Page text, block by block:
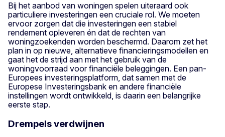
Bij het aanbod van woningen spelen uiteraard ook
particuliere investeringen een cruciale rol. We moeten
ervoor zorgen dat die investeringen een stabiel
rendement opleveren én dat de rechten van
woningzoekenden worden beschermd. Daarom zet het
plan in op nieuwe, alternatieve financieringsmodellen en
gaat het de strijd aan met het gebruik van de
woningvoorraad voor financiële beleggingen. Een pan-
Europees investeringsplatform, dat samen met de
Europese Investeringsbank en andere financiële
instellingen wordt ontwikkeld, is daarin een belangrijke
eerste stap.
Drempels verdwijnen